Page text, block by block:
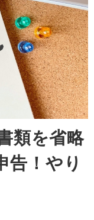
類を省略
告！やり